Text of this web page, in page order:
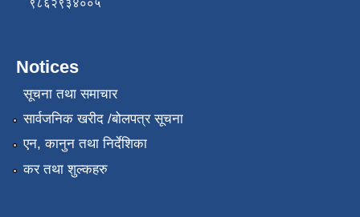
९८६२९३४००५
Notices
सूचना तथा समाचार
सार्वजनिक खरीद /बोलपत्र सूचना
एन, कानुन तथा निर्देशिका
कर तथा शुल्कहरु